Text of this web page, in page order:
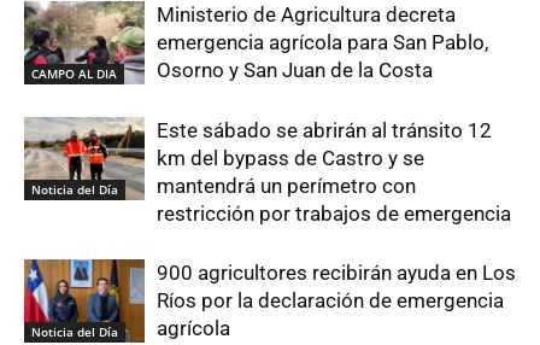
CAMPO AL DIA
Ministerio de Agricultura decreta
emergencia agrícola para San Pablo,
Osorno y San Juan de la Costa
Noticia del Día
Este sábado se abrirán al tránsito 12
km del bypass de Castro y se
mantendrá un perímetro con
restricción por trabajos de emergencia
Noticia del Día
900 agricultores recibirán ayuda en Los
Ríos por la declaración de emergencia
agrícola